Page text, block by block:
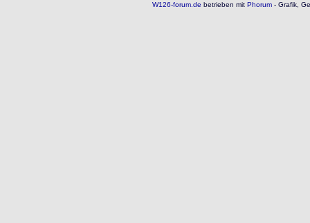
W126-forum.de betrieben mitPhorum- Grafik,